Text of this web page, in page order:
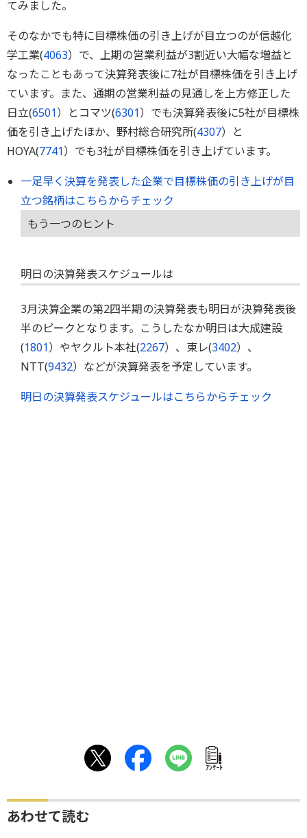
てみました。
そのなかでも特に目標株価の引き上げが目立つのが信越化
学工業(4063）で、上期の営業利益が3割近い大幅な増益と
なったこともあって決算発表後に7社が目標株価を引き上げ
ています。また、通期の営業利益の見通しを上方修正した
日立(6501）とコマツ(6301）でも決算発表後に5社が目標株
価を引き上げたほか、野村総合研究所(4307）と
HOYA(7741）でも3社が目標株価を引き上げています。
一足早く決算を発表した企業で目標株価の引き上げが目
立つ銘柄はこちらからチェック
もう一つのヒント
明日の決算発表スケジュールは
3月決算企業の第2四半期の決算発表も明日が決算発表後
半のピークとなります。こうしたなか明日は大成建設
(1801）やヤクルト本社(2267）、東レ(3402）、
NTT(9432）などが決算発表を予定しています。
明日の決算発表スケジュールはこちらからチェック
ｱﾝｹｰﾄ
あわせて読む